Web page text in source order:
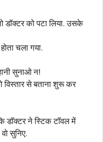
डॉक्टर को पटा लिया. उसके
चला गया.
सुनाओ न!
विस्तार से बताना शुरू कर
डॉक्टर ने स्टिक टॉवल में
सुनिए.